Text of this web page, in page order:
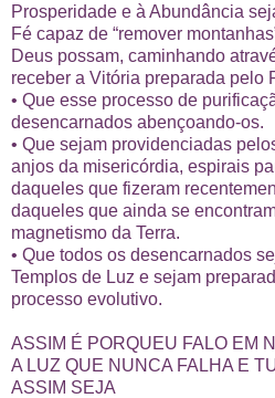
Prosperidade e à Abundância
Fé capaz de “remover
Deus possam, caminhando
receber a Vitória preparada pelo
• Que esse processo de
desencarnados abençoando-os.
• Que sejam providenciadas
anjos da misericórdia, espirais
daqueles que fizeram
daqueles que ainda se
magnetismo da Terra.
• Que todos os desencarnados
Templos de Luz e sejam
processo evolutivo.
ASSIM É PORQUEU FALO EM
A LUZ QUE NUNCA FALHA E
ASSIM SEJA